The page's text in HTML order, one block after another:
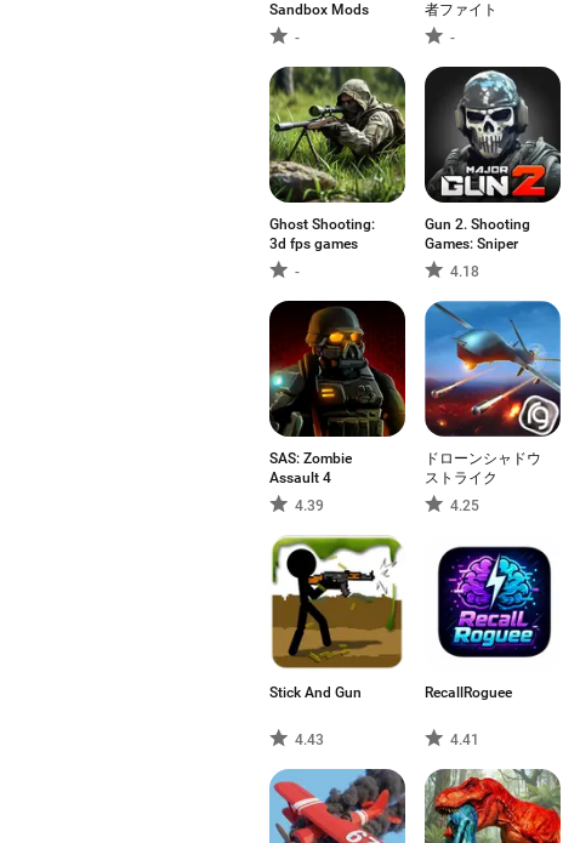
Sandbox Mods
-
者ファイト
-
Ghost Shooting:
3d fps games
-
Gun 2. Shooting
Games: Sniper
4.18
SAS: Zombie
Assault 4
4.39
ドローンシャドウ
ストライク
4.25
Stick And Gun
4.43
RecallRoguee
4.41